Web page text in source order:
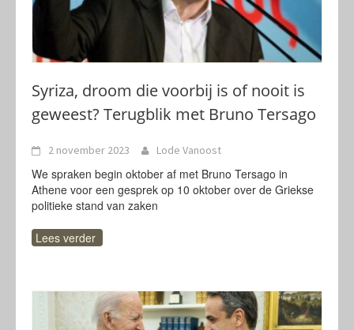
Syriza, droom die voorbij is of nooit is
geweest? Terugblik met Bruno Tersago
2 november 2023 Lode Vanoost
We spraken begin oktober af met Bruno Tersago in
Athene voor een gesprek op 10 oktober over de Griekse
politieke stand van zaken
Lees verder